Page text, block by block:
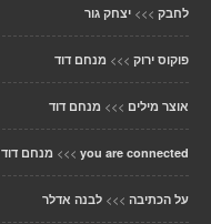
לחבק >>> יצחק גור
פוקוס ירוק >>> מנחם דוד
אוצר מילים >>> מנחם דוד
you are connected
>>> מנחם דוד
על הכתיבה >>> לבנה אדלר